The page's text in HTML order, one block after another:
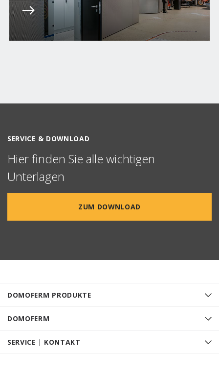
DOMOFERM PRODUKTE
DOMOFERM
SERVICE | KONTAKT
SERVICE & DOWNLOAD
Hier finden Sie alle wichtigen
Unterlagen
ZUM DOWNLOAD